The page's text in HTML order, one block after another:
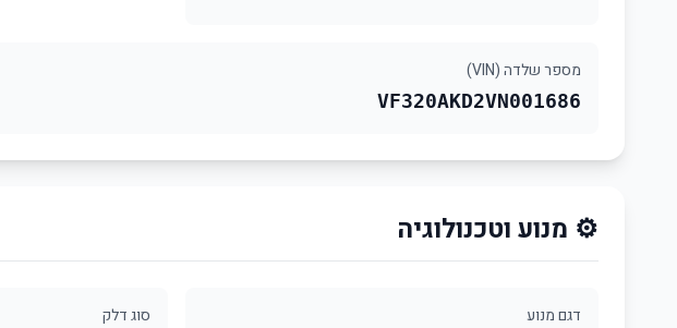
מספר שלדה (VIN)
VF320AKD2VN001686
⚙️ מנוע וטכנולוגיה
דגם מנוע סוג דלק